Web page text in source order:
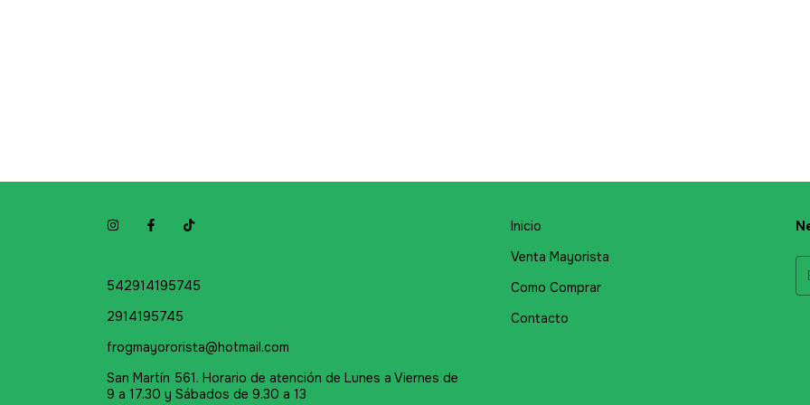
542914195745
2914195745
frogmayororista@hotmail.com
San Martín 561. Horario de atención de Lunes a Viernes de
9 a 17.30 y Sábados de 9.30 a 13
Inicio
Venta Mayorista
Como Comprar
Contacto